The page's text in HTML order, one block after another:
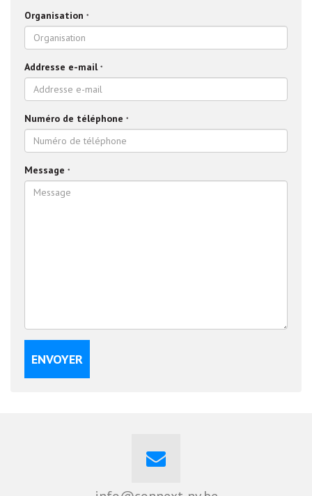
Organisation *
Addresse e-mail *
Numéro de téléphone *
Message *
ENVOYER